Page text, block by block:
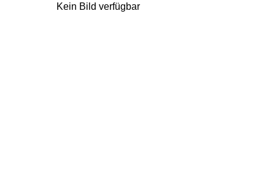
Kein Bild verfügbar